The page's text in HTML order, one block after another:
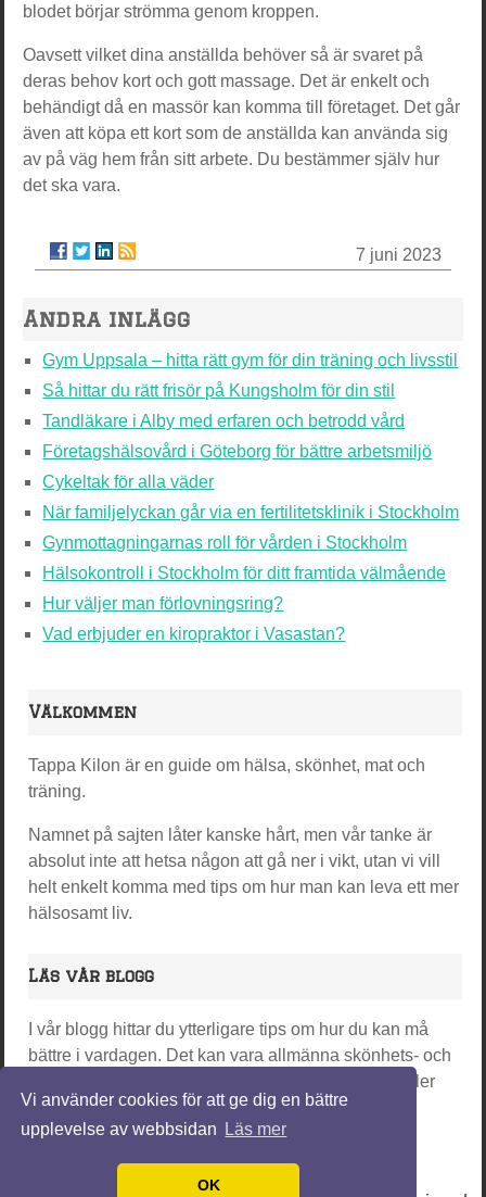
Vi använder cookies för att ge dig en bättre
upplevelse av webbsidan
Läs mer
OK
blodet börjar strömma genom kroppen.
Oavsett vilket dina anställda behöver så är svaret på
deras behov kort och gott massage. Det är enkelt och
behändigt då en massör kan komma till företaget. Det går
även att köpa ett kort som de anställda kan använda sig
av på väg hem från sitt arbete. Du bestämmer själv hur
det ska vara.
7 juni 2023
Andra inlägg
Gym Uppsala – hitta rätt gym för din träning och livsstil
Så hittar du rätt frisör på Kungsholm för din stil
Tandläkare i Alby med erfaren och betrodd vård
Företagshälsovård i Göteborg för bättre arbetsmiljö
Cykeltak för alla väder
När familjelyckan går via en fertilitetsklinik i Stockholm
Gynmottagningarnas roll för vården i Stockholm
Hälsokontroll i Stockholm för ditt framtida välmående
Hur väljer man förlovningsring?
Vad erbjuder en kiropraktor i Vasastan?
Välkommen
Tappa Kilon är en guide om hälsa, skönhet, mat och
träning.
Namnet på sajten låter kanske hårt, men vår tanke är
absolut inte att hetsa någon att gå ner i vikt, utan vi vill
helt enkelt komma med tips om hur man kan leva ett mer
hälsosamt liv.
Läs vår blogg
I vår blogg hittar du ytterligare tips om hur du kan må
bättre i vardagen. Det kan vara allmänna skönhets- och
träningstips, intressanta artiklar om plastikkirurgi eller
det senaste inom yoga-världen.